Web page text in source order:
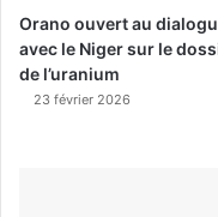
Orano ouvert au
avec le Niger sur le
de l’uranium
23 février 2026